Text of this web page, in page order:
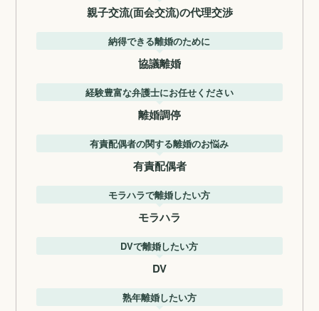
親子交流(面会交流)の代理交渉
納得できる離婚のために
協議離婚
経験豊富な弁護士にお任せください
離婚調停
有責配偶者の関する離婚のお悩み
有責配偶者
モラハラで離婚したい方
モラハラ
DVで離婚したい方
DV
熟年離婚したい方